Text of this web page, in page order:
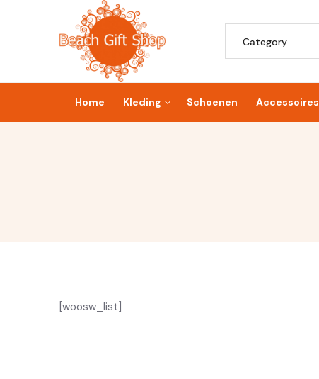
Home Kleding Schoenen Accessoires
[woosw_list]